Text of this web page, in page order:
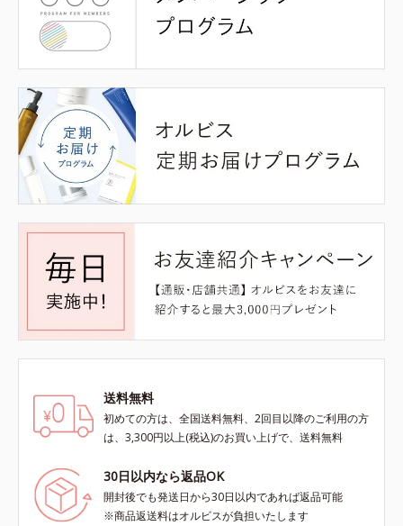
送料無料
初めての方は、全国送料無料、2回目以降のご利用の方
は、3,300円以上(税込)のお買い上げで、送料無料
30日以内なら返品OK
開封後でも発送日から30日以内であれば返品可能
※商品返送料はオルビスが負担いたします